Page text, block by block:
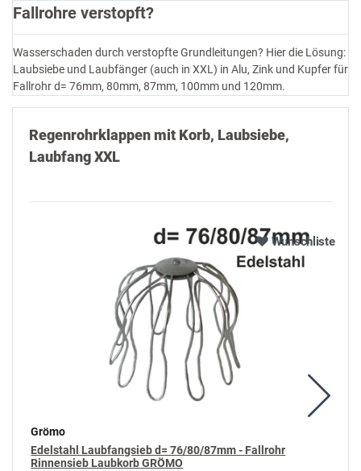
Fallrohre verstopft?
Wasserschaden durch verstopfte Grundleitungen? Hier die Lösung:
Laubsiebe und Laubfänger (auch in XXL) in Alu, Zink und Kupfer für
Fallrohr d= 76mm, 80mm, 87mm, 100mm und 120mm.
Regenrohrklappen mit Korb, Laubsiebe,
Laubfang XXL
Wunschliste
Grömo
Edelstahl Laubfangsieb d= 76/80/87mm - Fallrohr
Rinnensieb Laubkorb GRÖMO